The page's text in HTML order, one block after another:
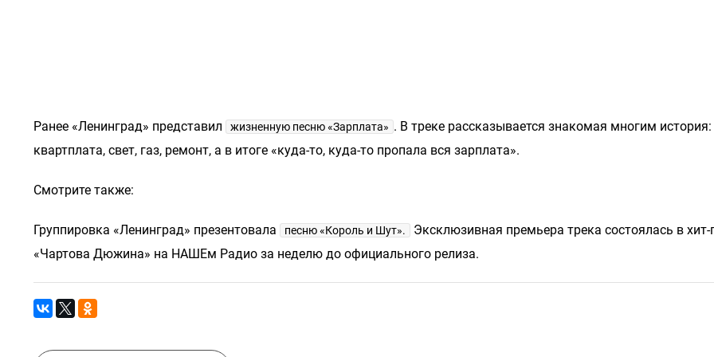
Ранее «Ленинград» представил жизненную песню «Зарплата» . В треке рассказывается знакомая многим история:
квартплата, свет, газ, ремонт, а в итоге «куда-то, куда-то пропала вся зарплата».
Смотрите также:
Группировка «Ленинград» презентовала песню «Король и Шут».
Эксклюзивная премьера трека состоялась в
«Чартова Дюжина» на НАШЕм Радио за неделю до официального релиза.